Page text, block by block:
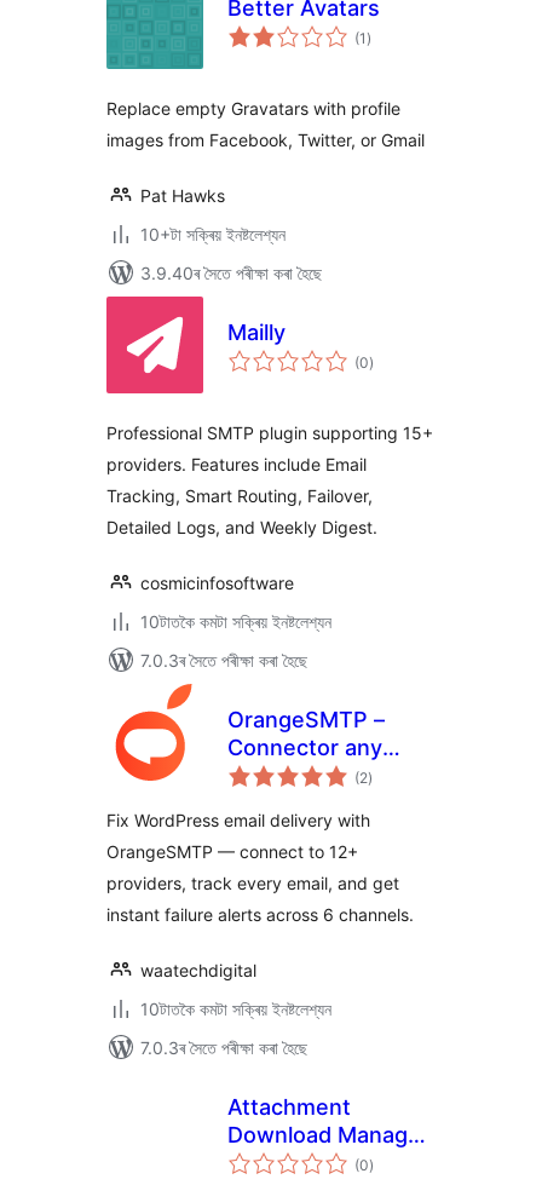
Better Avatars
(1 টা
মুঠ)
Replace empty Gravatars with profile
images from Facebook, Twitter, or Gmail
Pat Hawks
10+টা সক্ৰিয় ইনষ্টলেশ্যন
3.9.40ৰ সৈতে পৰীক্ষা কৰা হৈছে
Mailly
(0টা
মুঠ)
Professional SMTP plugin supporting 15+
providers. Features include Email
Tracking, Smart Routing, Failover,
Detailed Logs, and Weekly Digest.
cosmicinfosoftware
10টাতকৈ কমটা সক্ৰিয় ইনষ্টলেশ্যন
7.0.3ৰ সৈতে পৰীক্ষা কৰা হৈছে
OrangeSMTP –
Connector any
SMTP Plugin,
mail
(2টা
মুঠ)
Fix WordPress email delivery with
OrangeSMTP — connect to 12+
providers, track every email, and get
instant failure alerts across 6 channels.
waatechdigital
10টাতকৈ কমটা সক্ৰিয় ইনষ্টলেশ্যন
7.0.3ৰ সৈতে পৰীক্ষা কৰা হৈছে
Attachment
Download Manager
for Gmail
(0টা
মুঠ)